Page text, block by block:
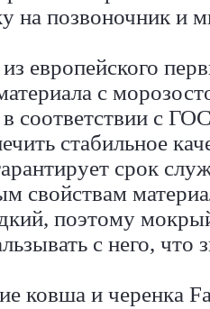
на позвоночник
европейского
с
в соответствии с
стабильное
срок
свойствам
поэтому
с него, что
ковша и черенка